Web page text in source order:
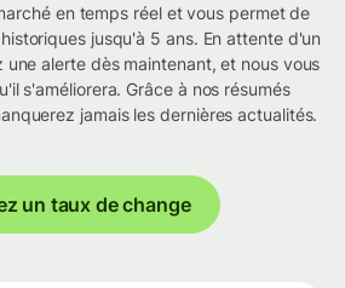
en temps réel et vous permet de
jusqu'à 5 ans. En attente d'un
une alerte dès maintenant, et nous vous
s'améliorera. Grâce à nos résumés
jamais les dernières actualités.
un taux de change